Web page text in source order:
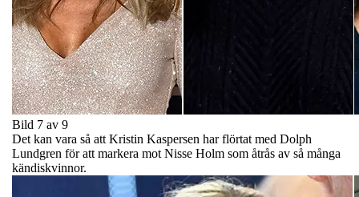
Bild 7 av 9
Det kan vara så att Kristin Kaspersen har flörtat med Dolph
Lundgren för att markera mot Nisse Holm som åtrås av så många
kändiskvinnor.